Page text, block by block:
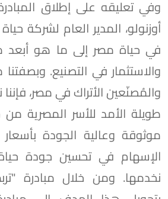
وفي تعليقه على إطلاق
أوزنولو، المدير العام لشركة
في حياة مصر إلى ما هو أبعد
والاستثمار في التصنيع.
والمُصنّعين الأتراك في مصر،
طويلة الأمد للأسر المصرية من
موثوقة وعالية الجودة
الإسهام في تحسين جودة
نخدمها. ومن خلال مبادرة